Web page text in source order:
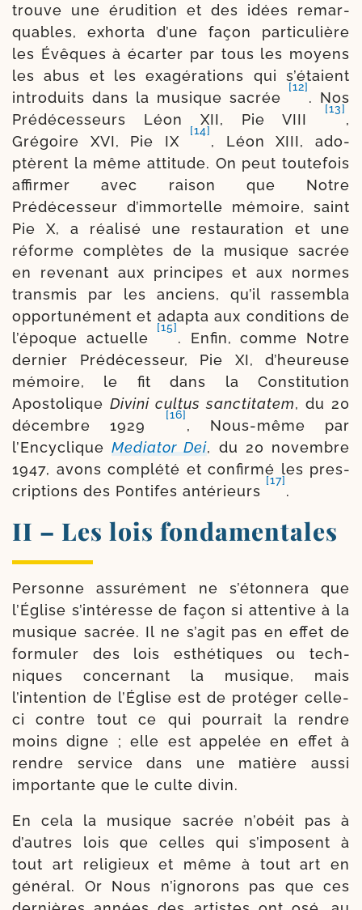
trouve une éru­di­tion et des idées remar­
quables, exhor­ta d’une façon par­ti­cu­lière
les Évêques à écar­ter par tous les moyens
les abus et les exa­gé­ra­tions qui s’étaient
intro­duits dans la musique sacrée
[12]
. Nos
Prédécesseurs Léon XII, Pie VIII
[13]
,
Grégoire XVI, Pie IX
[14]
, Léon XIII, ado­
ptèrent la même atti­tude. On peut tou­te­fois
affir­mer avec rai­son que Notre
Prédécesseur d’immortelle mémoire, saint
Pie X, a réa­li­sé une res­tau­ra­tion et une
réforme com­plètes de la musique sacrée
en reve­nant aux prin­cipes et aux normes
trans­mis par les anciens, qu’il ras­sem­bla
oppor­tu­né­ment et adap­ta aux condi­tions de
l’époque actuelle
[15]
. Enfin, comme Notre
der­nier Prédécesseur, Pie XI, d’heureuse
mémoire, le fit dans la Constitution
Apostolique Divini cultus sanc­ti­ta­tem, du 20
décembre 1929
[16]
, Nous-​même par
l’EncycliqueMediator Dei, du 20 novembre
1947, avons com­plé­té et confir­mé les pres­
crip­tions des Pontifes anté­rieurs
[17]
.
II – Les lois fondamentales
Personne assu­ré­ment ne s’étonnera que
l’Église s’intéresse de façon si atten­tive à la
musique sacrée. Il ne s’agit pas en effet de
for­mu­ler des lois esthé­tiques ou tech­
niques concer­nant la musique, mais
l’intention de l’Église est de pro­té­ger celle-​
ci contre tout ce qui pour­rait la rendre
moins digne ; elle est appe­lée en effet à
rendre ser­vice dans une matière aus­si
impor­tante que le culte divin.
En cela la musique sacrée n’obéit pas à
d’autres lois que celles qui s’imposent à
tout art reli­gieux et même à tout art en
géné­ral. Or Nous n’ignorons pas que ces